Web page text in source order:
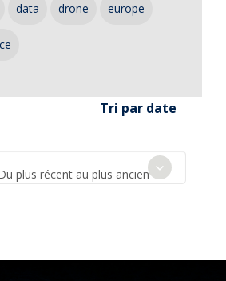
data drone europe
Tri par date
plus récent au plus ancien